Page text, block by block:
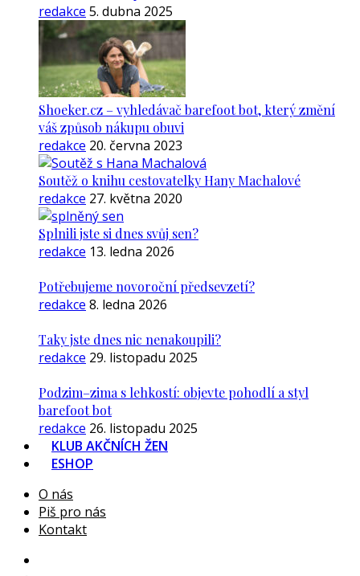
redakce 5. dubna 2025
Shoeker.cz – vyhledávač barefoot bot, který změní
váš způsob nákupu obuvi
redakce 20. června 2023
Soutěž o knihu cestovatelky Hany Machalové
redakce 27. května 2020
Splnili jste si dnes svůj sen?
redakce 13. ledna 2026
Potřebujeme novoroční předsevzetí?
redakce 8. ledna 2026
Taky jste dnes nic nenakoupili?
redakce 29. listopadu 2025
Podzim–zima s lehkostí: objevte pohodlí a styl
barefoot bot
redakce 26. listopadu 2025
KLUB AKČNÍCH ŽEN
ESHOP
O nás
Piš pro nás
Kontakt